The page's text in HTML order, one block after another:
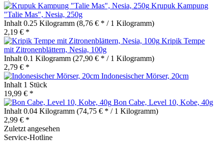
Krupuk Kampung
"Talie Mas", Nesia, 250g
Inhalt 0.25 Kilogramm (8,76 € * / 1 Kilogramm)
2,19 € *
Kripik Tempe
mit Zitronenblättern, Nesia, 100g
Inhalt 0.1 Kilogramm (27,90 € * / 1 Kilogramm)
2,79 € *
Indonesischer Mörser, 20cm
Inhalt 1 Stück
19,99 € *
Bon Cabe, Level 10, Kobe, 40g
Inhalt 0.04 Kilogramm (74,75 € * / 1 Kilogramm)
2,99 € *
Zuletzt angesehen
Service-Hotline